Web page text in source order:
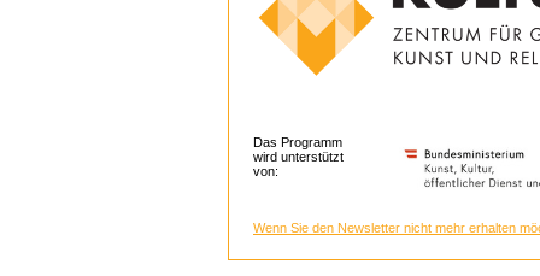
Das Programm
wird unterstützt
von:
Wenn Sie den Newsletter nicht mehr erhalten